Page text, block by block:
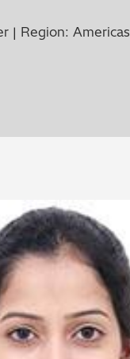
| Region: Americas